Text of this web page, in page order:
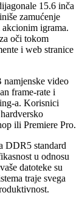
15.6 inča
zamućenje
igrama.
oči tokom
i web stranice
namjenske video
frame-rate i
a. Korisnici
ili Premiere Pro.
DDR5 standard
u odnosu
datoteke su
traje svega